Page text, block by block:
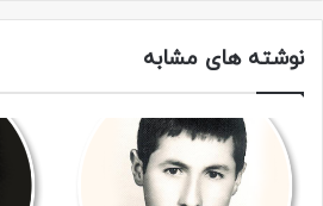
نوشته های مشابه